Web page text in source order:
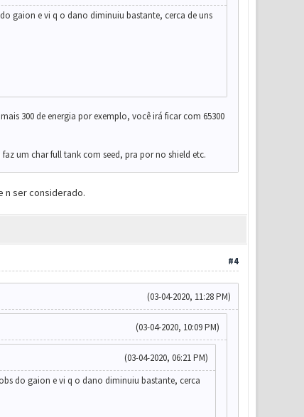
gaion e vi q o dano diminuiu bastante, cerca de uns
300 de energia por exemplo, você irá ficar com 65300
um char full tank com seed, pra por no shield etc.
n ser considerado.
#4
(03-04-2020, 11:28 PM)
(03-04-2020, 10:09 PM)
(03-04-2020, 06:21 PM)
do gaion e vi q o dano diminuiu bastante, cerca